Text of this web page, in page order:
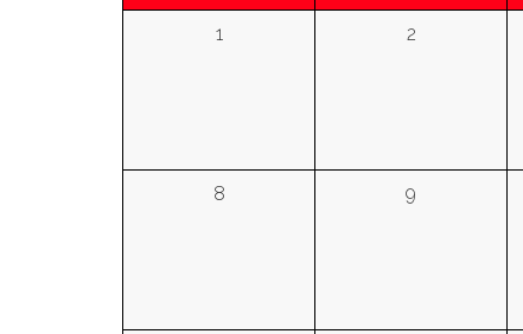
1 2
8 9